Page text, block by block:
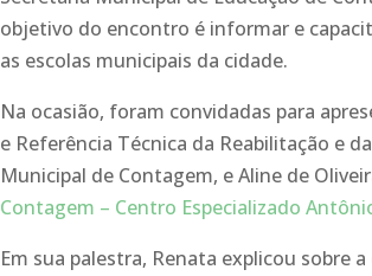
objetivo do encontro é informar e
as escolas municipais da cidade.
Na ocasião, foram convidadas para
e Referência Técnica da Reabilitação e
Municipal de Contagem, e Aline de
Contagem – Centro Especializado
Em sua palestra, Renata explicou sobre